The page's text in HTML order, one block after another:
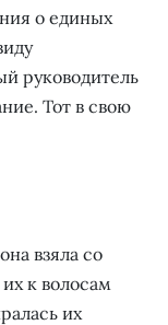
о единых
руководитель
Тот в свою
взяла со
к волосам
их